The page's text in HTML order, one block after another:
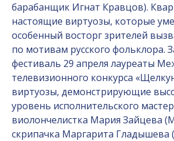
барабанщик Игнат Кравцов).
настоящие виртуозы, которые
особенный восторг зрителей
по мотивам русского фольклора.
фестиваль 29 апреля лауреаты
телевизионного конкурса
виртуозы, демонстрирующие
уровень исполнительского
виолончелистка Мария Зайцева
скрипачка Маргарита Гладышева